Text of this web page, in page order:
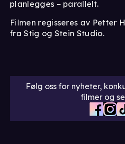
planlegges – parallelt.
Filmen regisseres av Petter
fra Stig og Stein Studio.
Følg oss for nyheter,
filmer og